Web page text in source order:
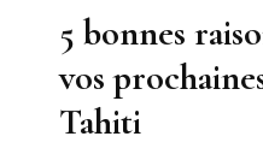
5 bonnes
vos
Tahiti